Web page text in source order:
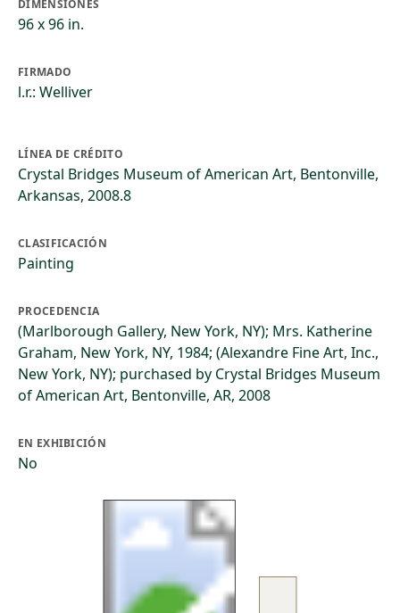
DIMENSIONES
96 x 96 in.
FIRMADO
l.r.: Welliver
LÍNEA DE CRÉDITO
Crystal Bridges Museum of American Art, Bentonville,
Arkansas, 2008.8
CLASIFICACIÓN
Painting
PROCEDENCIA
(Marlborough Gallery, New York, NY); Mrs. Katherine
Graham, New York, NY, 1984; (Alexandre Fine Art, Inc.,
New York, NY); purchased by Crystal Bridges Museum
of American Art, Bentonville, AR, 2008
EN EXHIBICIÓN
No